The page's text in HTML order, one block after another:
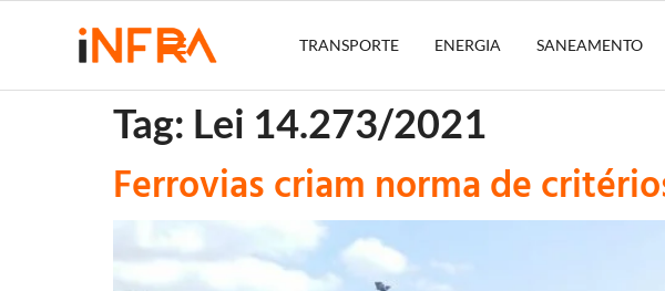
TRANSPORTE ENERGIA SANEAMENTO
Tag: Lei 14.273/2021
Ferrovias criam norma de